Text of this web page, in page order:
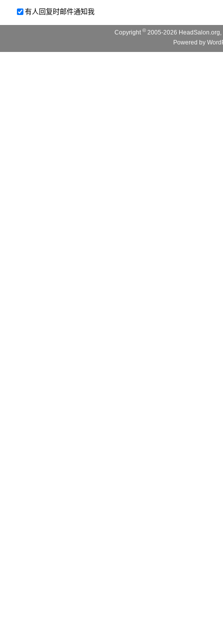
有人回复时邮件通知我
Copyright© 2005-2026
Powered by